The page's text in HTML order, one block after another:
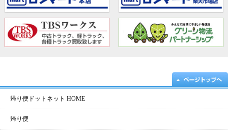
帰り便ドットネット HOME
帰り便